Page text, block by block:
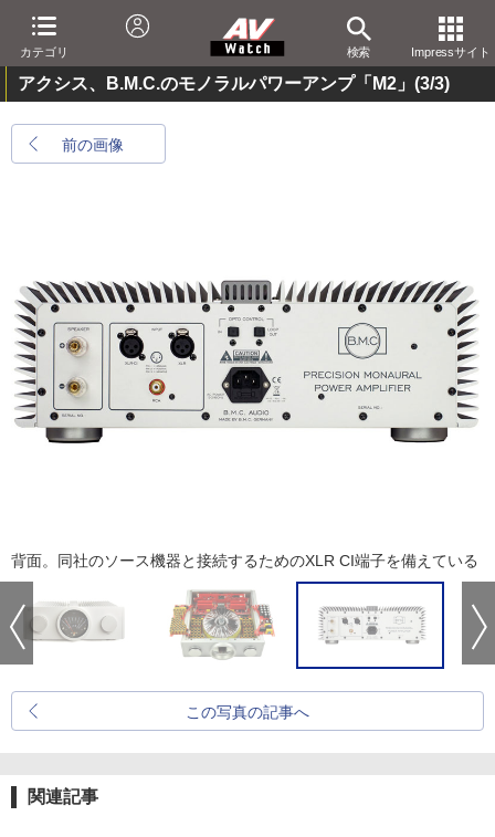
カテゴリ 検索 Impressサイト
アクシス、B.M.C.のモノラルパワーアンプ「M2」 (3/3)
前の画像
背面。同社のソース機器と接続するためのXLR CI端子を備えている
この写真の記事へ
関連記事